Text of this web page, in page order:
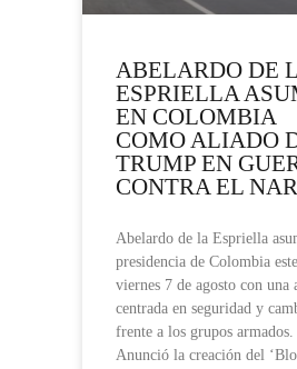
ABELARDO DE
ESPRIELLA
EN COLOMBIA
COMO ALIADO
TRUMP EN
CONTRA EL
Abelardo de la Espriella
presidencia de Colombia este
viernes 7 de agosto con una
centrada en seguridad y
frente a los grupos armados.
Anunció la creación del